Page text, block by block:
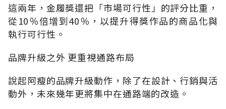
這兩年，金履獎還把「市場可行性」的評分比重，
從10％倍增到40％，以提升得獎作品的商品化與
執行可行性。
品牌升級之外 更重視通路布局
說起阿瘦的品牌升級動作，除了在設計、行銷與活
動外，未來幾年更將集中在通路端的改造。